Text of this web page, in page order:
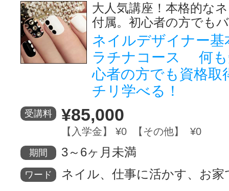
大人気講座！本格的な
付属。初心者の方でも
ネイルデザイナー
ラチナコース 何も
心者の方でも資格取
チリ学べる！
受講料 ¥85,000
【入学金】 ¥0 【その他】 ¥0
期間 3～6ヶ月未満
ワード ネイル、仕事に活かす、お家